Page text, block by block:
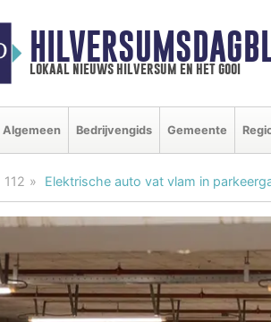
lokaal nieuws hilversum en het gooi
Algemeen Bedrijvengids Gemeente
112 Elektrische auto vat vlam in